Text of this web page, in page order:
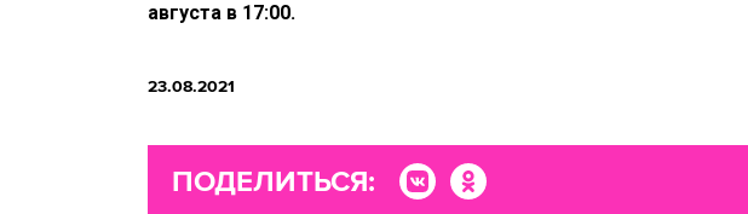
августа в 17:00.
23.08.2021
ПОДЕЛИТЬСЯ: